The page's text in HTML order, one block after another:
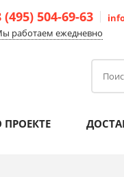
(495) 504-69-63
работаем ежедневно
ПРОЕКТЕ